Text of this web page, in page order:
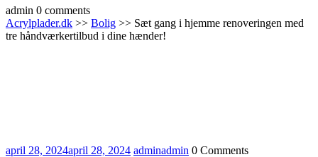
admin 0 comments
Acrylplader.dk >> Bolig >> Sæt gang i hjemme renoveringen med
tre håndværkertilbud i dine hænder!
april 28, 2024april 28, 2024 adminadmin 0 Comments